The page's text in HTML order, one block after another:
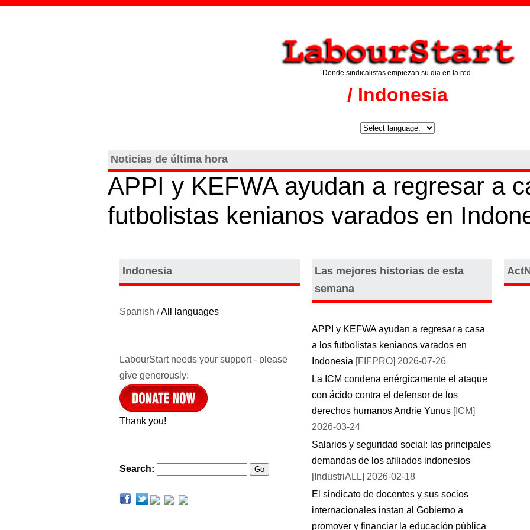
Donde sindicalistas empiezan su dia en la red.
/ Indonesia
Noticias de última hora
APPI y KEFWA ayudan a regresar a
futbolistas kenianos varados en
Indonesia
Spanish /All languages
LabourStart needs your support - please
give generously:
Thank you!
Search:
Las mejores historias de esta
semana
APPI y KEFWA ayudan a regresar a casa
a los futbolistas kenianos varados en
Indonesia [FIFPRO] 2026-07-26
La ICM condena enérgicamente el ataque
con ácido contra el defensor de los
derechos humanos Andrie Yunus [ICM]
2026-03-24
Salarios y seguridad social: las principales
demandas de los afiliados indonesios
[IndustriALL] 2026-02-18
El sindicato de docentes y sus socios
internacionales instan al Gobierno a
promover y financiar la educación pública